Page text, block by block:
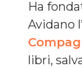
Ha
Avidano
libri,